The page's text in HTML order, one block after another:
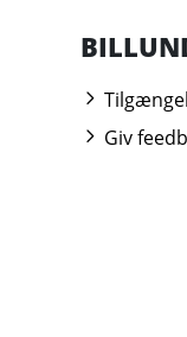
Giv